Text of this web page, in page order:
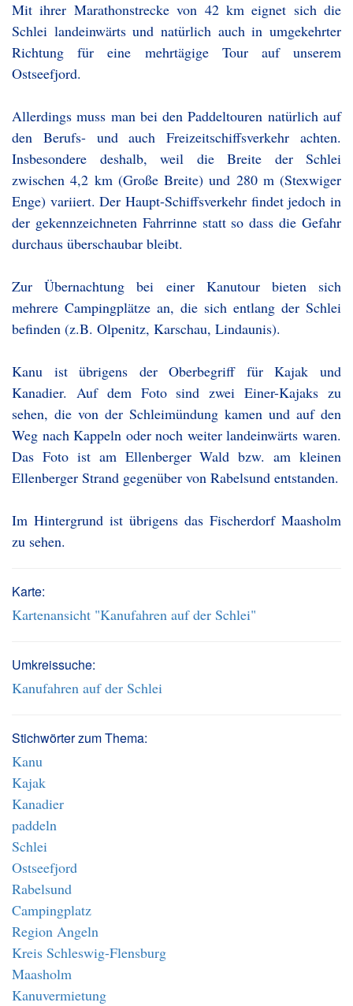
Mit ihrer Marathonstrecke von 42 km eignet sich die
Schlei landeinwärts und natürlich auch in umgekehrter
Richtung für eine mehrtägige Tour auf unserem
Ostseefjord.
Allerdings muss man bei den Paddeltouren natürlich auf
den Berufs- und auch Freizeitschiffsverkehr achten.
Insbesondere deshalb, weil die Breite der Schlei
zwischen 4,2 km (Große Breite) und 280 m (Stexwiger
Enge) variiert. Der Haupt-Schiffsverkehr findet jedoch in
der gekennzeichneten Fahrrinne statt so dass die Gefahr
durchaus überschaubar bleibt.
Zur Übernachtung bei einer Kanutour bieten sich
mehrere Campingplätze an, die sich entlang der Schlei
befinden (z.B. Olpenitz, Karschau, Lindaunis).
Kanu ist übrigens der Oberbegriff für Kajak und
Kanadier. Auf dem Foto sind zwei Einer-Kajaks zu
sehen, die von der Schleimündung kamen und auf den
Weg nach Kappeln oder noch weiter landeinwärts waren.
Das Foto ist am Ellenberger Wald bzw. am kleinen
Ellenberger Strand gegenüber von Rabelsund entstanden.
Im Hintergrund ist übrigens das Fischerdorf Maasholm
zu sehen.
Karte:
Kartenansicht "Kanufahren auf der Schlei"
Umkreissuche:
Kanufahren auf der Schlei
Stichwörter zum Thema:
Kanu
Kajak
Kanadier
paddeln
Schlei
Ostseefjord
Rabelsund
Campingplatz
Region Angeln
Kreis Schleswig-Flensburg
Maasholm
Kanuvermietung